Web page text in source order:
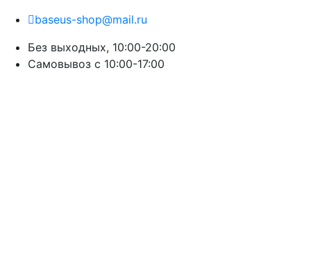
baseus-shop@mail.ru
Без выходных, 10:00-20:00
Cамовывоз с 10:00-17:00